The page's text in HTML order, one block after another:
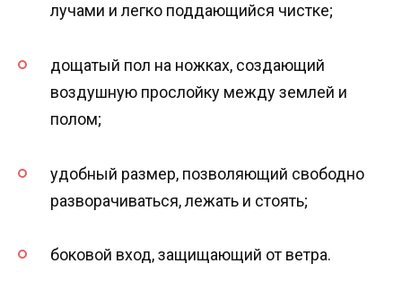
лучами и легко поддающийся чистке;
дощатый пол на ножках, создающий
воздушную прослойку между землей и
полом;
удобный размер, позволяющий свободно
разворачиваться, лежать и стоять;
боковой вход, защищающий от ветра.